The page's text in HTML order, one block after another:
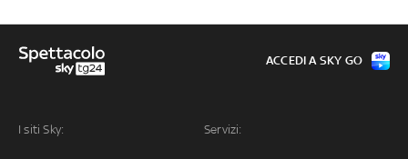
I siti Sky: Servizi:
ACCEDI A SKY GO